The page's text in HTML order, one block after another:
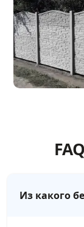
FAQ
Из какого